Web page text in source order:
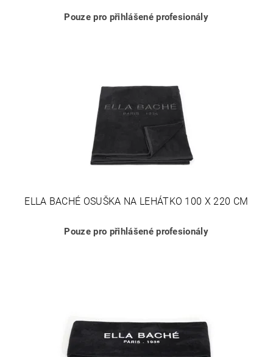
Pouze pro přihlášené profesionály
ELLA BACHÉ OSUŠKA NA LEHÁTKO 100 X 220 CM
Pouze pro přihlášené profesionály